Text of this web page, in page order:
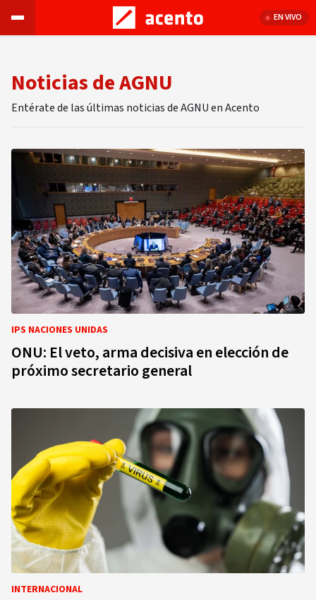
EN VIVO
Noticias de AGNU
Entérate de las últimas noticias de AGNU en Acento
IPS NACIONES UNIDAS
ONU: El veto, arma decisiva en elección de
próximo secretario general
INTERNACIONAL